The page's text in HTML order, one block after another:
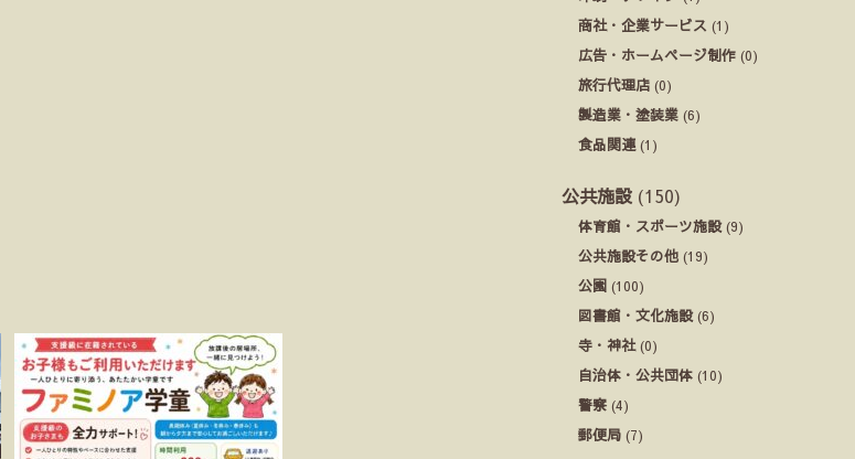
商社・企業サービス (1)
広告・ホームページ制作 (0)
旅行代理店 (0)
製造業・塗装業 (6)
食品関連 (1)
公共施設 (150)
体育館・スポーツ施設(9)
公共施設その他 (19)
公園 (100)
図書館・文化施設(6)
寺・神社(0)
自治体・公共団体 (10)
警察 (4)
郵便局 (7)